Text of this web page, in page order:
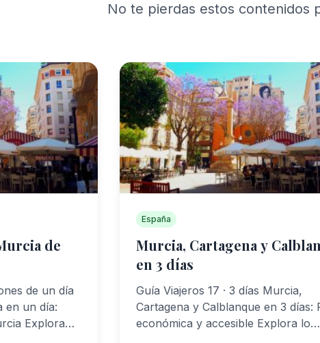
No te pierdas estos contenidos
de
de un día
en un día:
Explora…
España
Murcia, Cartagena y
en 3 días
Guía Viajeros 17 · 3 días Murcia,
Cartagena y Calblanque en 3 días:
económica y accesible Explora lo